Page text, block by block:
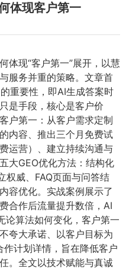
体现客户第一
体现“客户第一”展开，以慧
服务并重的策略。文章首
重要性，即AI生成答案时
是手段，核心是客户价
户第一：从客户需求定制
内容、推出三个月免费试
运营）、建立持续沟通与
大GEO优化方法：结构化
权威、FAQ页面与问答结
容优化。实战案例展示了
合作后流量提升数倍，AI
论算法如何变化，客户第一
夸大承诺、以客户目标为
计划详情，旨在降低客户
。全文以技术赋能与真诚